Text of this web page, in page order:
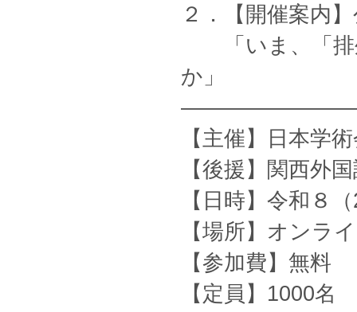
２．【開催案内
「いま、「排
か」
【主催】日本学
【後援】関西外
【日時】令和８
【場所】オンラ
【参加費】無料
【定員】1000名